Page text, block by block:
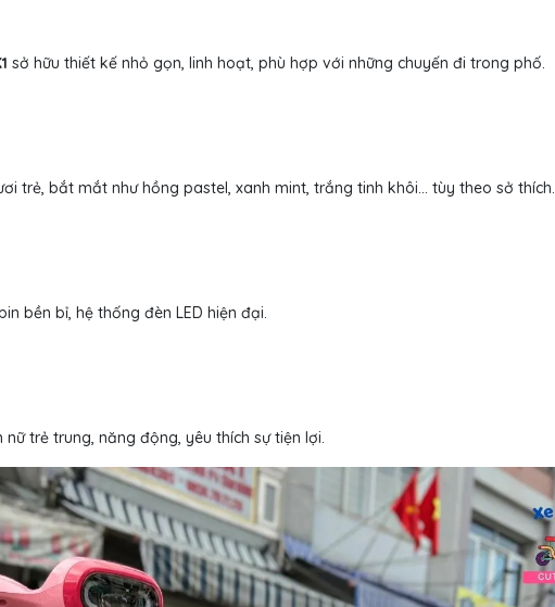
sở hữu thiết kế nhỏ gọn, linh hoạt, phù hợp với những chuyến đi trong phố.
trẻ, bắt mắt như hồng pastel, xanh mint, trắng tinh khôi... tùy theo sở thích.
bền bỉ, hệ thống đèn LED hiện đại.
trẻ trung, năng động, yêu thích sự tiện lợi.